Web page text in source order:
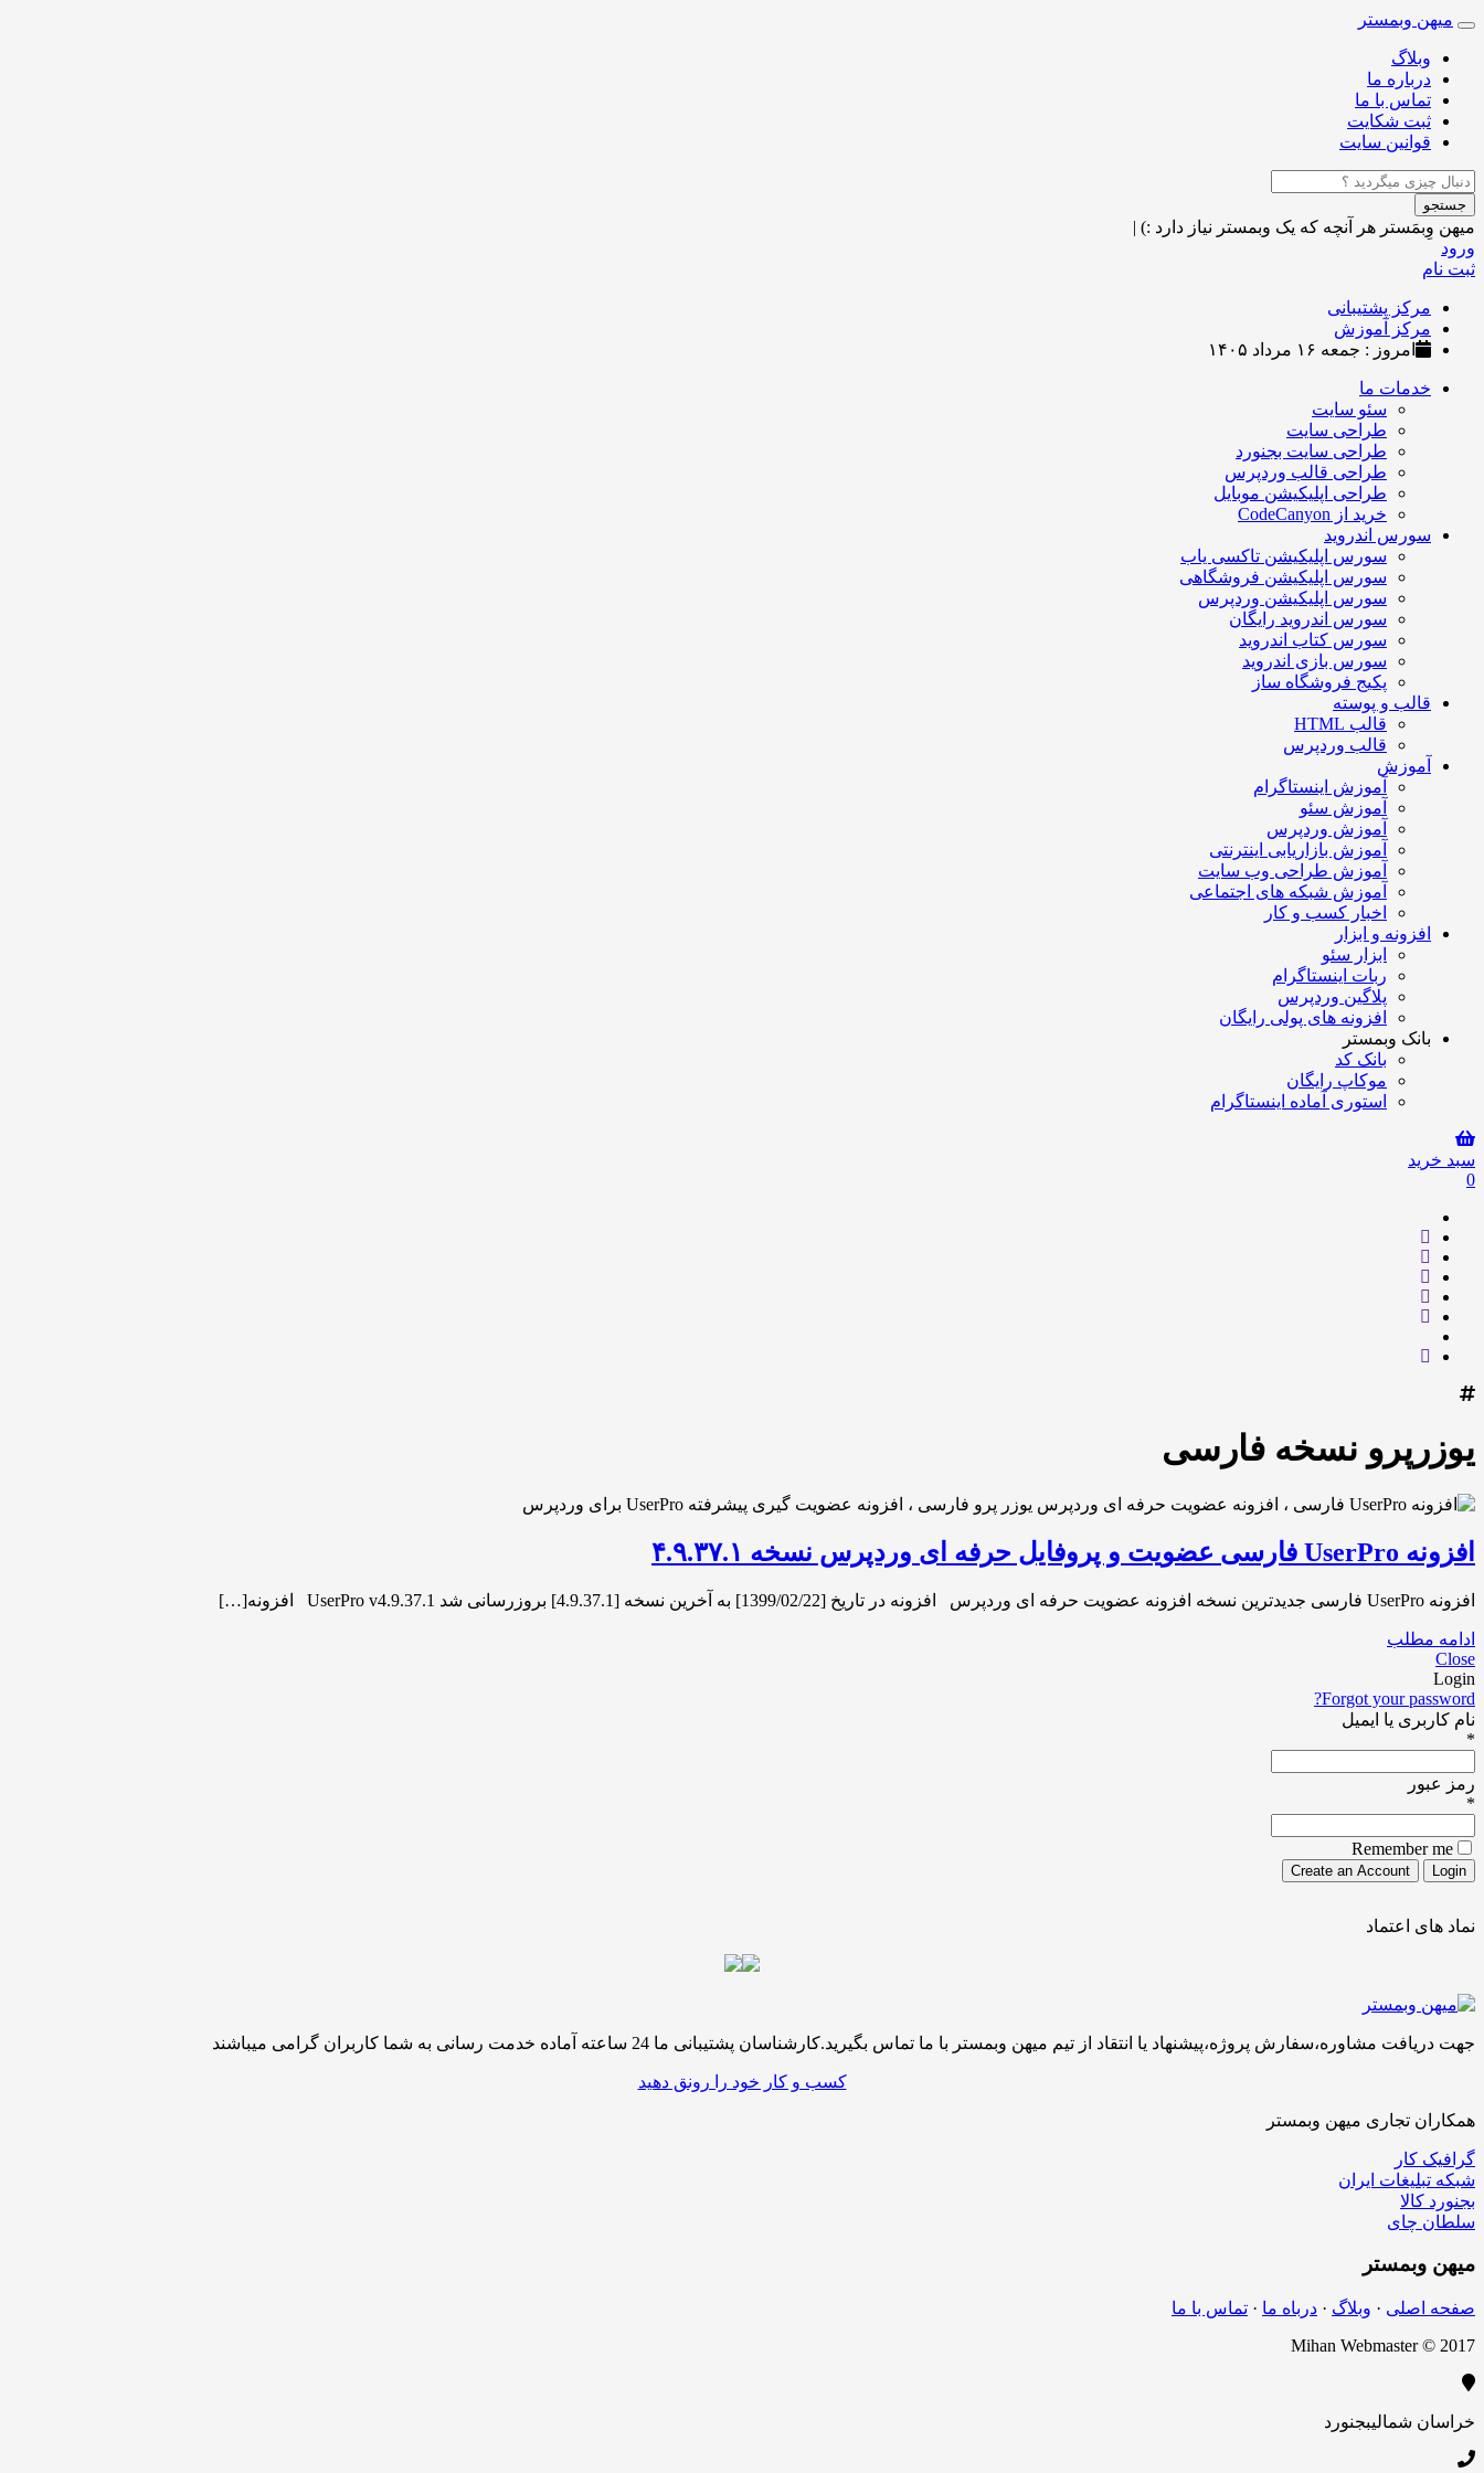
Toggle
navigation
میهن وبمستر
وبلاگ
درباره ما
تماس با ما
ثبت شکایت
قوانین سایت
جستجو
میهن وِبمَستر هر آنچه که یک وبمستر نیاز دارد :) |
ورود
ثبت نام
مرکز پشتیبانی
مرکز آموزش
امروز : جمعه ۱۶ مرداد ۱۴۰۵
خدمات ما
سئو سایت
طراحی سایت
طراحی سایت بجنورد
طراحی قالب وردپرس
طراحی اپلیکیشن موبایل
خرید از CodeCanyon
سورس اندروید
سورس اپلیکیشن تاکسی یاب
سورس اپلیکیشن فروشگاهی
سورس اپلیکیشن وردپرس
سورس اندروید رایگان
سورس کتاب اندروید
سورس بازی اندروید
پکیج فروشگاه ساز
قالب و پوسته
قالب HTML
قالب وردپرس
آموزش
آموزش اینستاگرام
آموزش سئو
آموزش وردپرس
آموزش بازاریابی اینترنتی
آموزش طراحی وب سایت
آموزش شبکه های اجتماعی
اخبار کسب و کار
افزونه و ابزار
ابزار سئو
ربات اینستاگرام
پلاگین وردپرس
افزونه های پولی رایگان
بانک وبمستر
بانک کد
موکاپ رایگان
استوری آماده اینستاگرام
سبد خرید
0
یوزرپرو نسخه فارسی
افزونه UserPro فارسی عضویت و پروفایل حرفه ای وردپرس نسخه ۴.۹.۳۷.۱
افزونه UserPro فارسی جدیدترین نسخه افزونه عضویت حرفه ای وردپرس افزونه در تاریخ [1399/02/22] به آخرین نسخه [4.9.37.1] بروزرسانی شد UserPro v4.9.37.1 افزونه[…]
ادامه مطلب
Close
Login
Forgot your password?
نام کاربری یا ایمیل
*
رمز عبور
*
Remember me
نماد های اعتماد
جهت دریافت مشاوره،سفارش پروژه،پیشنهاد یا انتقاد از تیم میهن وبمستر با ما تماس بگیرید.کارشناسان پشتیبانی ما 24 ساعته آماده خدمت رسانی به شما کاربران گرامی میباشند
کسب و کار خود را رونق دهید
همکاران تجاری میهن وبمستر
گرافیک کار
شبکه تبلیغات ایران
بجنورد کالا
سلطان چای
میهن وبمستر
صفحه اصلی · وبلاگ · درباه ما · تماس با ما
Mihan Webmaster © 2017
خراسان شمالیبجنورد